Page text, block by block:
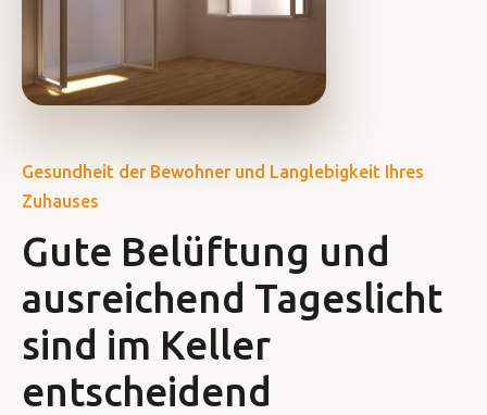
Gesundheit der Bewohner und Langlebigkeit Ihres
Zuhauses
Gute Belüftung und
ausreichend Tageslicht
sind im Keller
entscheidend